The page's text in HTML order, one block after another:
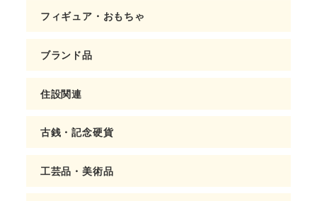
フィギュア・おもちゃ
ブランド品
住設関連
古銭・記念硬貨
工芸品・美術品